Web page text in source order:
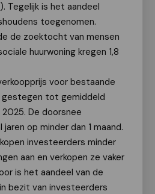
Tegelijk is het aandeel
toegenomen.
de zoektocht van mensen
huurwoning kregen 1,8
voor bestaande
gestegen tot gemiddeld
De doorsnee
op minder dan 1 maand.
investeerders minder
aan en verkopen ze vaker
is het aandeel van de
bezit van investeerders